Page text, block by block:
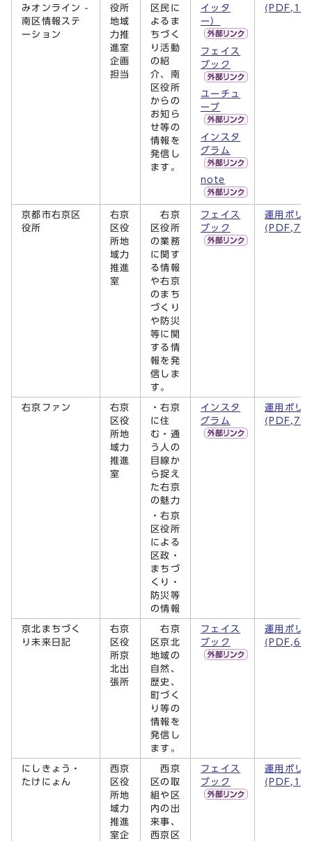
みオンライン -
南区情報ステ
ーション
役所
地域
力推
進室
企画
担当
区民に
よるま
ちづく
り活動
の紹
介、南
区役所
からの
お知ら
せ等の
情報を
発信し
ます。
イッタ
ー）
フェイス
ブック
ユーチュ
ーブ
インスタ
グラム
note
京都市右京区
役所
右京
区役
所地
域力
推進
室
右京
区役所
の業務
に関す
る情報
や右京
のまち
づくり
や防災
等に関
する情
報を発
信しま
す。
フェイス
ブック
運用ポリ
右京ファン
右京
区役
所地
域力
推進
室
・右京
に住
む・通
う人の
目線か
ら捉え
た右京
の魅力
・右京
区役所
による
区政・
まちづ
くり・
防災等
の情報
インスタ
グラム
運用ポリ
京北まちづく
り未来日記
右京
区役
所京
北出
張所
右京
区京北
地域の
自然、
歴史、
町づく
り等の
情報を
発信し
ます。
フェイス
ブック
運用ポリ
にしきょう・
たけにょん
西京
区役
所地
域力
推進
室企
西京
区の取
組や区
内の出
来事、
西京区
フェイス
ブック
運用ポリ